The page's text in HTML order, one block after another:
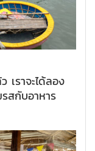
เราจะได้ลอง
สกับอาหาร